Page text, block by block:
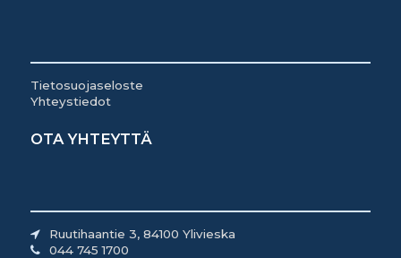
Tietosuojaseloste
Yhteystiedot
OTA YHTEYTTÄ
Ruutihaantie 3, 84100 Ylivieska
044 745 1700